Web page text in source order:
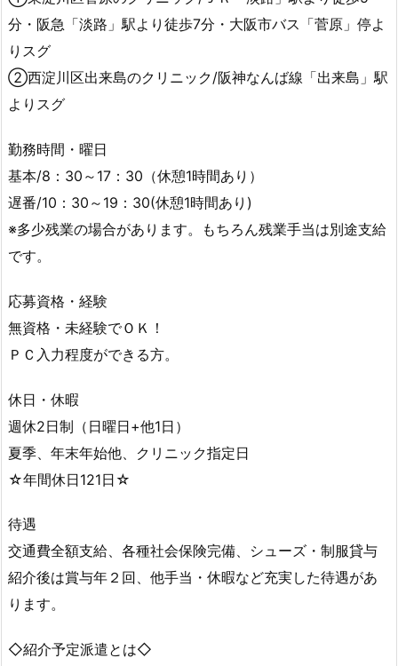
分・阪急「淡路」駅より徒歩7分・大阪市バス「菅原」停よ
りスグ
②西淀川区出来島のクリニック/阪神なんば線「出来島」駅
よりスグ
勤務時間・曜日
基本/8：30～17：30（休憩1時間あり）
遅番/10：30～19：30(休憩1時間あり)
※多少残業の場合があります。もちろん残業手当は別途支給
です。
応募資格・経験
無資格・未経験でＯＫ！
ＰＣ入力程度ができる方。
休日・休暇
週休2日制（日曜日+他1日）
夏季、年末年始他、クリニック指定日
☆年間休日121日☆
待遇
交通費全額支給、各種社会保険完備、シューズ・制服貸与
紹介後は賞与年２回、他手当・休暇など充実した待遇があ
ります。
◇紹介予定派遣とは◇